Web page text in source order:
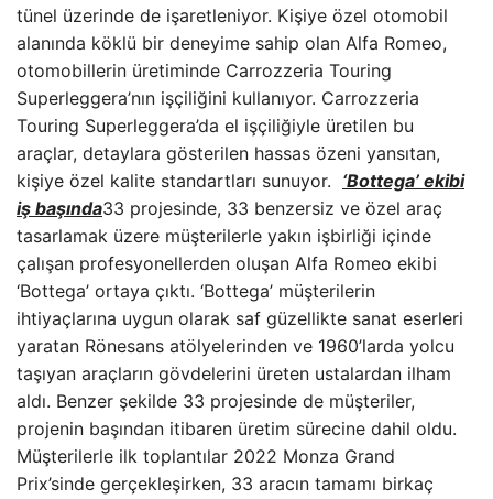
tünel üzerinde de işaretleniyor. Kişiye özel otomobil
alanında köklü bir deneyime sahip olan Alfa Romeo,
otomobillerin üretiminde Carrozzeria Touring
Superleggera’nın işçiliğini kullanıyor. Carrozzeria
Touring Superleggera’da el işçiliğiyle üretilen bu
araçlar, detaylara gösterilen hassas özeni yansıtan,
kişiye özel kalite standartları sunuyor. ‘Bottega’ ekibi
iş başında33 projesinde, 33 benzersiz ve özel araç
tasarlamak üzere müşterilerle yakın işbirliği içinde
çalışan profesyonellerden oluşan Alfa Romeo ekibi
‘Bottega’ ortaya çıktı. ‘Bottega’ müşterilerin
ihtiyaçlarına uygun olarak saf güzellikte sanat eserleri
yaratan Rönesans atölyelerinden ve 1960’larda yolcu
taşıyan araçların gövdelerini üreten ustalardan ilham
aldı. Benzer şekilde 33 projesinde de müşteriler,
projenin başından itibaren üretim sürecine dahil oldu.
Müşterilerle ilk toplantılar 2022 Monza Grand
Prix’sinde gerçekleşirken, 33 aracın tamamı birkaç